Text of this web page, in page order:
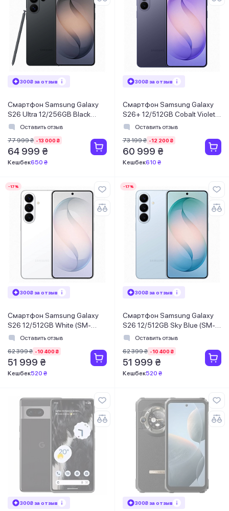
300₴ за отзыв
Смартфон Samsung Galaxy
S26 Ultra 12/256GB Black
(SM-S948BZKDEUC)
Оставить отзыв
77 999 ₴ -13 000 ₴
64 999 ₴
Кешбек650 ₴
300₴ за отзыв
Смартфон Samsung Galaxy
S26+ 12/512GB Cobalt Violet
(SM-S947BZVGEUC)
Оставить отзыв
73 199 ₴ -12 200 ₴
60 999 ₴
Кешбек610 ₴
-17%
300₴ за отзыв
Смартфон Samsung Galaxy
S26 12/512GB White (SM-
S942BZWHEUC)
Оставить отзыв
62 399 ₴ -10 400 ₴
51 999 ₴
Кешбек520 ₴
-17%
300₴ за отзыв
Смартфон Samsung Galaxy
S26 12/512GB Sky Blue (SM-
S942BLBHEUC)
Оставить отзыв
62 399 ₴ -10 400 ₴
51 999 ₴
Кешбек520 ₴
300₴ за отзыв 300₴ за отзыв